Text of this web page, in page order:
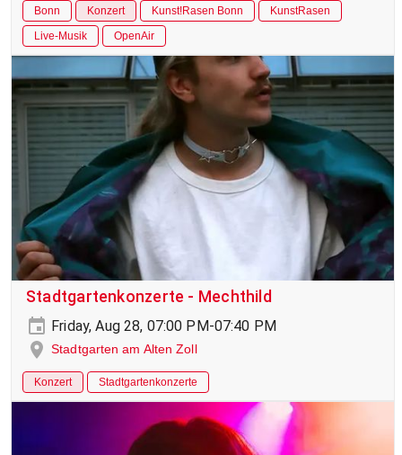
Bonn Konzert Kunst!Rasen Bonn
KunstRasen
Live-Musik
OpenAir
Stadtgartenkonzerte - Mechthild
Friday, Aug 28, 07:00 PM-07:40 PM
Stadtgarten am Alten Zoll
Konzert Stadtgartenkonzerte